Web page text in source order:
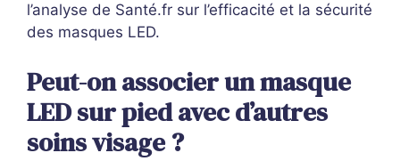
l’analyse de Santé.fr sur l’efficacité et la sécurité
des masques LED.
Peut-on associer un masque
LED sur pied avec d’autres
soins visage ?